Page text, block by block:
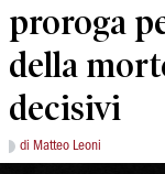
proroga
della
decisivi
di Matteo Leoni